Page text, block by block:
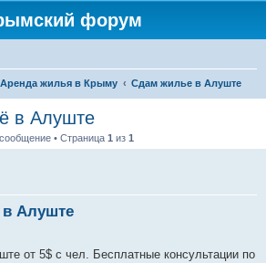
форум
Аренда жилья в Крыму Сдам жилье в Алуште
в Алуште
• Страница 1 из 1
в Алуште
от 5$ с чел. Бесплатные консультации по